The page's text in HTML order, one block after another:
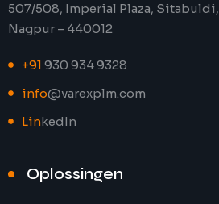
507/508, Imperial Plaza, Sitabuldi,
Nagpur – 440012
+91 930 934 9328
info@varexplm.com
LinkedIn
Oplossingen